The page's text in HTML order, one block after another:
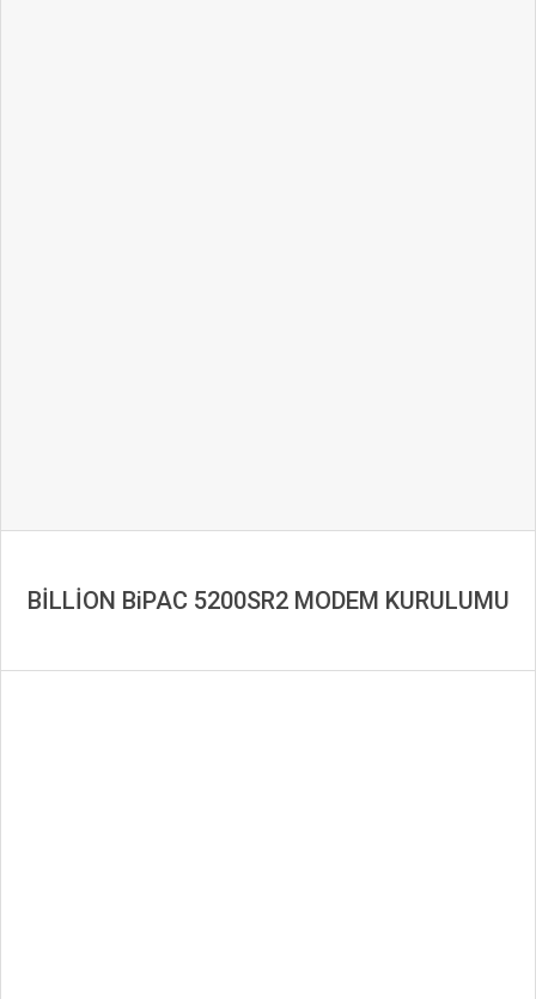
BİLLİON BiPAC 5200SR2 MODEM KURULUMU